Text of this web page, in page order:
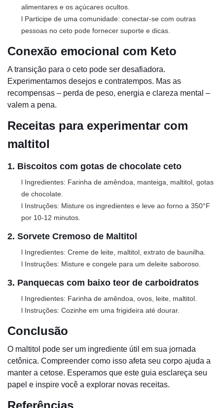
alimentares e os açúcares ocultos.
l Participe de uma comunidade: conectar-se com outras
pessoas no ceto pode fornecer suporte e dicas.
Conexão emocional com Keto
A transição para o ceto pode ser desafiadora.
Experimentamos desejos e contratempos. Mas as
recompensas – perda de peso, energia e clareza mental –
valem a pena.
Receitas para experimentar com
maltitol
1. Biscoitos com gotas de chocolate ceto
l Ingredientes: Farinha de amêndoa, manteiga, maltitol, gotas
de chocolate.
l Instruções: Misture os ingredientes e leve ao forno a 350°F
por 10-12 minutos.
2. Sorvete Cremoso de Maltitol
l Ingredientes: Creme de leite, maltitol, extrato de baunilha.
l Instruções: Misture e congele para um deleite saboroso.
3. Panquecas com baixo teor de carboidratos
l Ingredientes: Farinha de amêndoa, ovos, leite, maltitol.
l Instruções: Cozinhe em uma frigideira até dourar.
Conclusão
O maltitol pode ser um ingrediente útil em sua jornada
cetônica. Compreender como isso afeta seu corpo ajuda a
manter a cetose. Esperamos que este guia esclareça seu
papel e inspire você a explorar novas receitas.